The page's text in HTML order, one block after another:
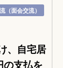
（面会交流）
、自宅居
の支払を